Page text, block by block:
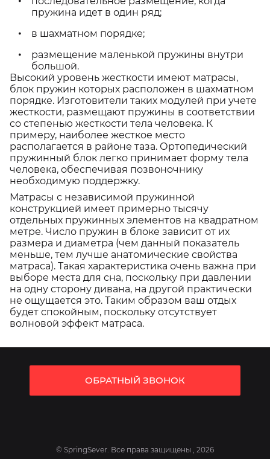
пружина идет в один ряд;
в шахматном порядке;
размещение маленькой пружины внутри
большой.
Высокий уровень жесткости имеют матрасы,
блок пружин которых расположен в шахматном
порядке. Изготовители таких модулей при учете
жесткости, размещают пружины в соответствии
со степенью жесткости тела человека. К
примеру, наиболее жесткое место
располагается в районе таза. Ортопедический
пружинный блок легко принимает форму тела
человека, обеспечивая позвоночнику
необходимую поддержку.
Матрасы с независимой пружинной
конструкцией имеет примерно тысячу
отдельных пружинных элементов на квадратном
метре. Число пружин в блоке зависит от их
размера и диаметра (чем данный показатель
меньше, тем лучше анатомические свойства
матраса). Такая характеристика очень важна при
выборе места для сна, поскольку при давлении
на одну сторону дивана, на другой практически
не ощущается это. Таким образом ваш отдых
будет спокойным, поскольку отсутствует
волновой эффект матраса.
ОБРАТНЫЙ ЗВОНОК
© SpringSever. Все права защищены , 2026